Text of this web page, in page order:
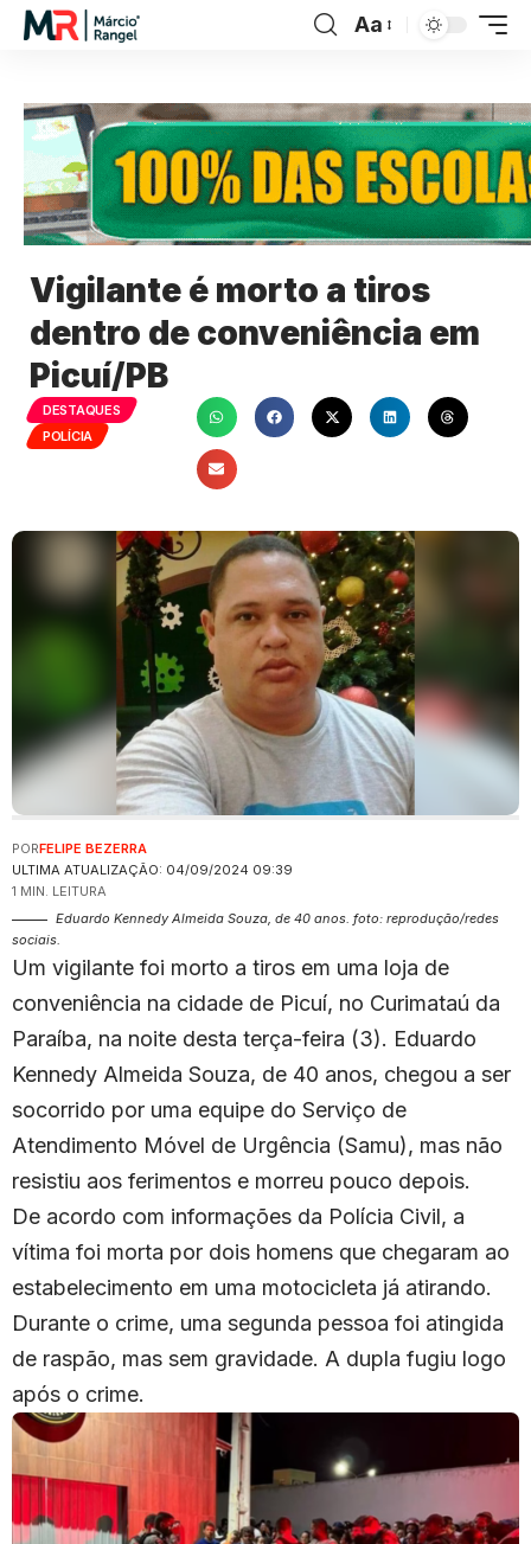
Aa
Vigilante é morto a tiros
dentro de conveniência em
Picuí/PB
DESTAQUES
POLÍCIA
ULTIMA ATUALIZAÇÃO: 04/09/2024 09:39
PORFELIPE BEZERRA
1 MIN. LEITURA
Eduardo Kennedy Almeida Souza, de 40 anos. foto: reprodução/redes
sociais.
Um vigilante foi morto a tiros em uma loja de
conveniência na cidade de Picuí, no Curimataú da
Paraíba, na noite desta terça-feira (3). Eduardo
Kennedy Almeida Souza, de 40 anos, chegou a ser
socorrido por uma equipe do Serviço de
Atendimento Móvel de Urgência (Samu), mas não
resistiu aos ferimentos e morreu pouco depois.
De acordo com informações da Polícia Civil, a
vítima foi morta por dois homens que chegaram ao
estabelecimento em uma motocicleta já atirando.
Durante o crime, uma segunda pessoa foi atingida
de raspão, mas sem gravidade. A dupla fugiu logo
após o crime.